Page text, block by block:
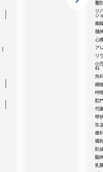
整
リ
シ
産
精
心
ア
リ
小
科
外
病
呼
肛
代
甲
生
産
緩
形
脳
乳